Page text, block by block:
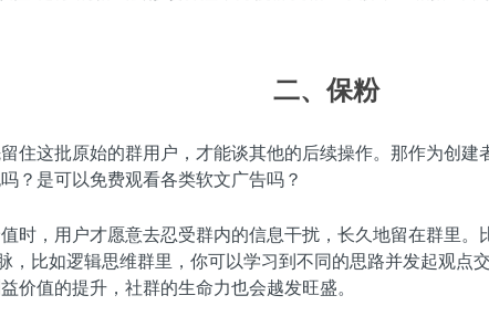
二、保粉
住这批原始的群用户，才能谈其他的后续操作。那作为创
？是可以免费观看各类软文广告吗？
时，用户才愿意去忍受群内的信息干扰，长久地留在群里
比如逻辑思维群里，你可以学习到不同的思路并发起观
值的提升，社群的生命力也会越发旺盛。